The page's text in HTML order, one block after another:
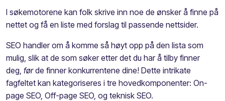
I søkemotorene kan folk skrive inn noe de ønsker å finne på
nettet og få en liste med forslag til passende nettsider.
SEO handler om å komme så høyt opp på den lista som
mulig, slik at de som søker etter det du har å tilby finner
deg, førde finner konkurrentene dine! Dette intrikate
fagfeltet kan kategoriseres i tre hovedkomponenter: On-
page SEO, Off-page SEO, og teknisk SEO.